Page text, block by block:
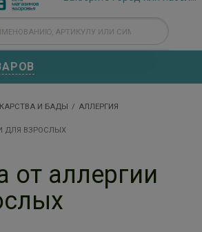
И БАДЫ АЛЛЕРГИЯ
ДЛЯ ВЗРОСЛЫХ
от аллергии